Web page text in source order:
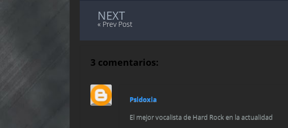
NEXT
« Prev Post
3 comentarios:
Psidoxia
El mejor vocalista de Hard Rock en la actualidad